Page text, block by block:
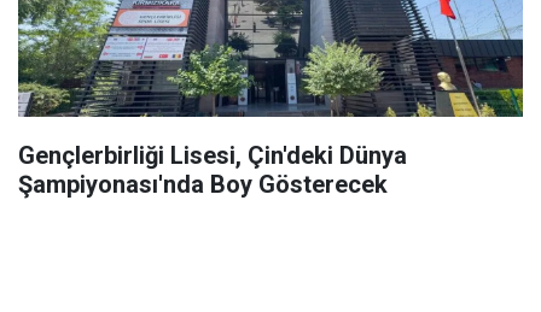
Gençlerbirliği Lisesi, Çin'deki Dünya
Şampiyonası'nda Boy Gösterecek